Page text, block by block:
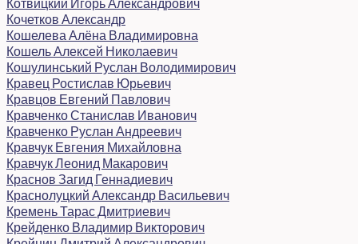
Котвицкий Игорь Александрович
Кочетков Александр
Кошелева Алёна Владимировна
Кошель Алексей Николаевич
Кошулинський Руслан Володимирович
Кравец Ростислав Юрьевич
Кравцов Евгений Павлович
Кравченко Станислав Иванович
Кравченко Руслан Андреевич
Кравчук Евгения Михайловна
Кравчук Леонид Макарович
Краснов Загид Геннадиевич
Краснолуцкий Александр Васильевич
Кремень Тарас Дмитриевич
Крейденко Владимир Викторович